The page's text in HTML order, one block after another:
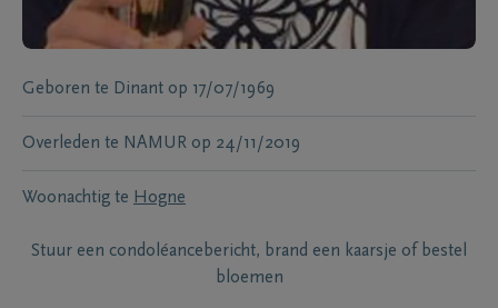
Geboren te Dinant op 17/07/1969
Overleden te NAMUR op 24/11/2019
Woonachtig te Hogne
Stuur een condoléancebericht, brand een kaarsje of bestel
bloemen